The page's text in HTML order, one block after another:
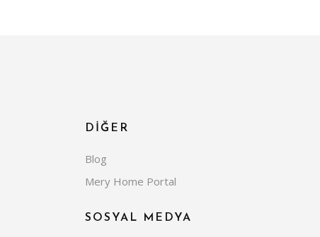
DİĞER
Blog
Mery Home Portal
SOSYAL MEDYA